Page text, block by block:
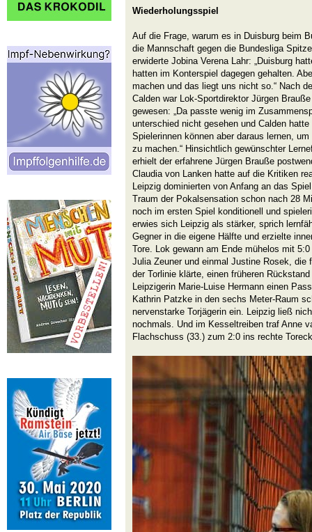
Wiederholungsspiel
Auf die Frage, warum es in Duisburg beim
die Mannschaft gegen die Bundesliga
erwiderte Jobina Verena Lahr: „Duisburg
hatten im Konterspiel dagegen gehalten.
machen und das liegt uns nicht so.“ Nach
Calden war Lok-Sportdirektor Jürgen
gewesen: „Da passte wenig im
unterschied nicht gesehen und Calden
Spielerinnen können aber daraus lernen,
zu machen.“ Hinsichtlich gewünschter
erhielt der erfahrene Jürgen Brauße
Claudia von Lanken hatte auf die Kritiken
Leipzig dominierten von Anfang an das
Traum der Pokalsensation schon nach 28
noch im ersten Spiel konditionell und
erwies sich Leipzig als stärker, sprich
Gegner in die eigene Hälfte und erzielte
Tore. Lok gewann am Ende mühelos mit
Julia Zeuner und einmal Justine Rosek, die
der Torlinie klärte, einen früheren
Leipzigerin Marie-Luise Hermann einen
Kathrin Patzke in den sechs Meter-Raum
nervenstarke Torjägerin ein. Leipzig ließ
nochmals. Und im Kesseltreiben traf Anne
Flachschuss (33.) zum 2:0 ins rechte